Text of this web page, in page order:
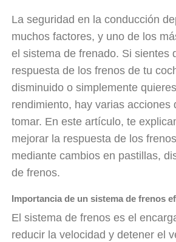
La seguridad en la conducción
muchos factores, y uno de los
el sistema de frenado. Si sientes
respuesta de los frenos de tu
disminuido o simplemente
rendimiento, hay varias acciones
tomar. En este artículo, te
mejorar la respuesta de los
mediante cambios en pastillas,
de frenos.
Importancia de un sistema de frenos
El sistema de frenos es el
reducir la velocidad y detener el